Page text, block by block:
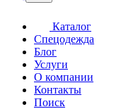
Каталог
Спецодежда
Блог
Услуги
О компании
Контакты
Поиск